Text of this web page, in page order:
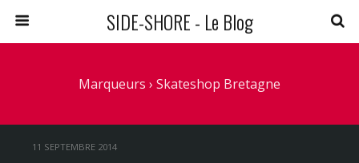
SIDE-SHORE - Le Blog
Marqueurs › Skateshop Bretagne
11 SEPTEMBRE 2014